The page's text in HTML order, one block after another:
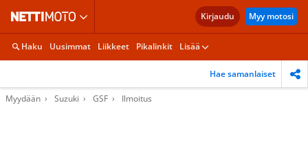
Kirjaudu Myy motosi
Haku Uusimmat Liikkeet Pikalinkit Lisää
Hae samanlaiset
Myydään Suzuki GSF Ilmoitus